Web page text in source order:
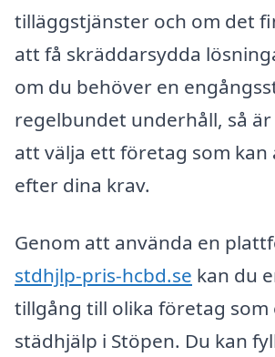
tilläggstjänster och om det
att få skräddarsydda
om du behöver en
regelbundet underhåll, så
att välja ett företag som kan
efter dina krav.
Genom att använda en
stdhjlp-pris-hcbd.se kan du
tillgång till olika företag
städhjälp i Stöpen. Du kan